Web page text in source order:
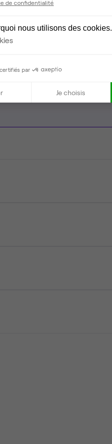
Tables / chaises
de confidentialité
nous utilisons des cookies.
par
Je choisis